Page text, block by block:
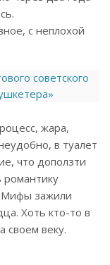
с неплохой
жара,
в туалет
что доползти
Мифы зажили
Хоть кто-то в
своем веку.